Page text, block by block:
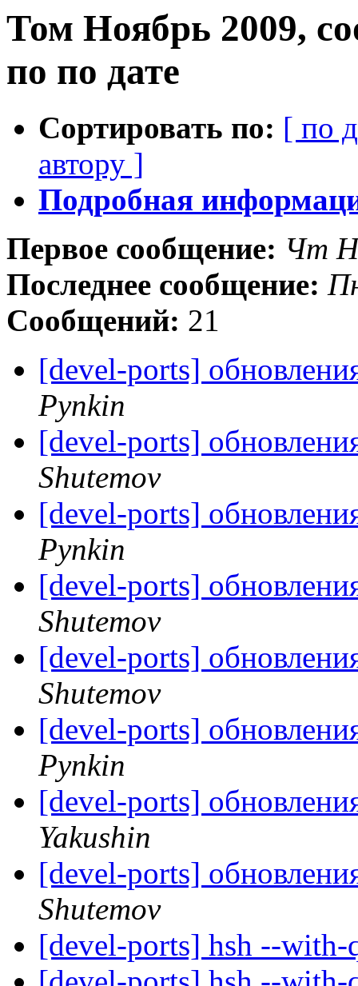
Том Ноябрь 2009,
по по дате
Сортировать по: [ по
автору ]
Подробная
Первое сообщение: Чт
Последнее сообщение:
Сообщений: 21
[devel-ports]
Pynkin
[devel-ports]
Shutemov
[devel-ports]
Pynkin
[devel-ports]
Shutemov
[devel-ports]
Shutemov
[devel-ports]
Pynkin
[devel-ports]
Yakushin
[devel-ports]
Shutemov
[devel-ports] hsh --with-